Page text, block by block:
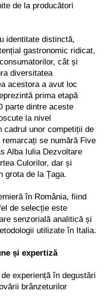
de la producători
identitate distinctă,
gastronomic ridicat,
cât și
diversitatea
acestora a avut loc
prima etapă
parte dintre aceste
la nivel
cadrul unor competiții de
se numără Five
Alba Iulia Dezvoltare
Culorilor, dar și
grota de la Țaga.
în România, fiind
de selecție este
senzorială analitică și
utilizate în Italia.
și expertiză
experiență în degustări
brânzeturilor